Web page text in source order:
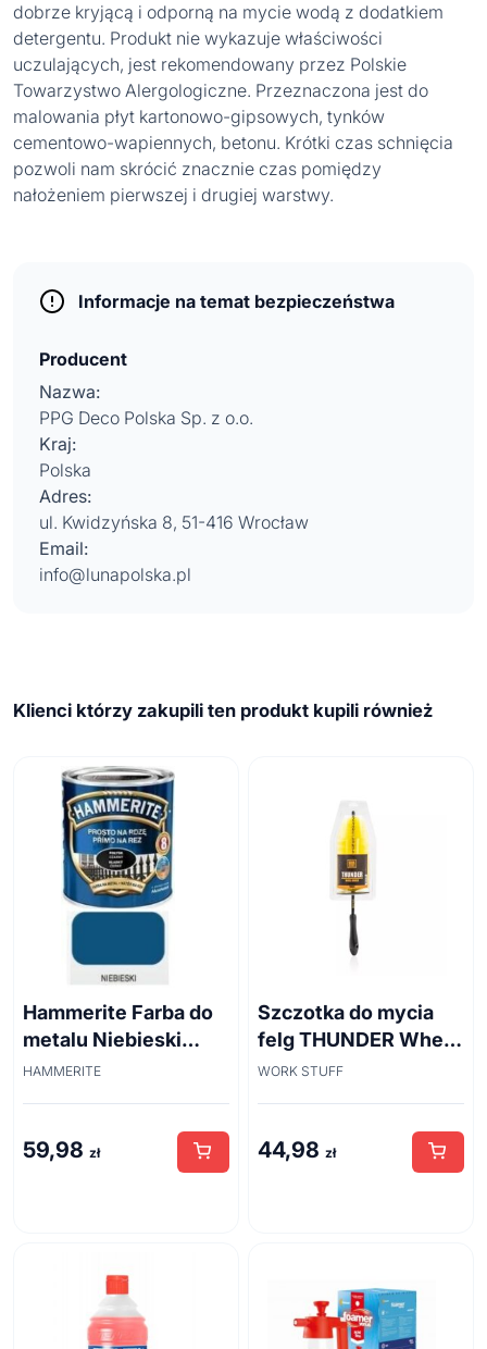
dobrze kryjącą i odporną na mycie wodą z dodatkiem
detergentu. Produkt nie wykazuje właściwości
uczulających, jest rekomendowany przez Polskie
Towarzystwo Alergologiczne. Przeznaczona jest do
malowania płyt kartonowo-gipsowych, tynków
cementowo-wapiennych, betonu. Krótki czas schnięcia
pozwoli nam skrócić znacznie czas pomiędzy
nałożeniem pierwszej i drugiej warstwy.
Informacje na temat bezpieczeństwa
Producent
Nazwa:
PPG Deco Polska Sp. z o.o.
Kraj:
Polska
Adres:
ul. Kwidzyńska 8, 51-416 Wrocław
Email:
info@lunapolska.pl
Klienci którzy zakupili ten produkt kupili również
Hammerite Farba do
metalu Niebieski
połysk 0,7 l
HAMMERITE
59,98 zł
Szczotka do mycia
felg THUNDER Wheel
Brush 45cm
WORK STUFF
44,98 zł